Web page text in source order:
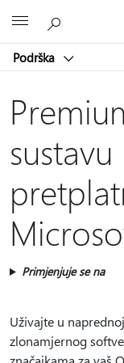
Podrška
Primjenjuje se na
Uživajte u
zlonamjernog